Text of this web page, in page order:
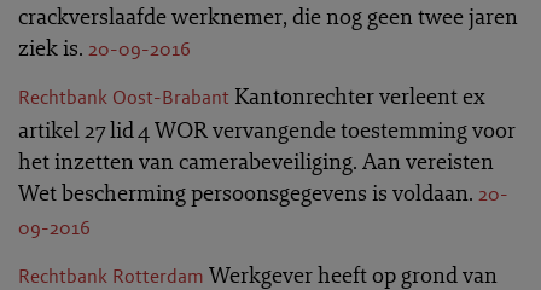
crackverslaafde werknemer, die nog geen twee jaren
ziek is. 20-09-2016
Rechtbank Oost-Brabant Kantonrechter verleent ex
artikel 27 lid 4 WOR vervangende toestemming voor
het inzetten van camerabeveiliging. Aan vereisten
Wet bescherming persoonsgegevens is voldaan. 20-
09-2016
Rechtbank Rotterdam Werkgever heeft op grond van